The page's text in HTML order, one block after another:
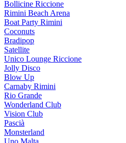
Bollicine Riccione
Rimini Beach Arena
Boat Party Rimini
Coconuts
Bradipop
Satellite
Unico Lounge Riccione
Jolly Disco
Blow Up
Carnaby Rimini
Rio Grande
Wonderland Club
Vision Club
Pascià
Monsterland
Uno Malta